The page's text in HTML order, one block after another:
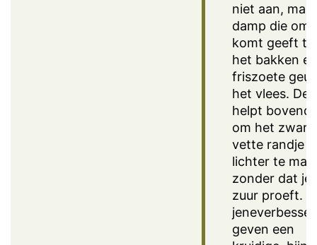
niet aan,
damp die
komt geeft
het bakken
friszoete
het vlees. De
helpt
om het
vette randje
lichter te
zonder dat je
zuur proeft.
geven een